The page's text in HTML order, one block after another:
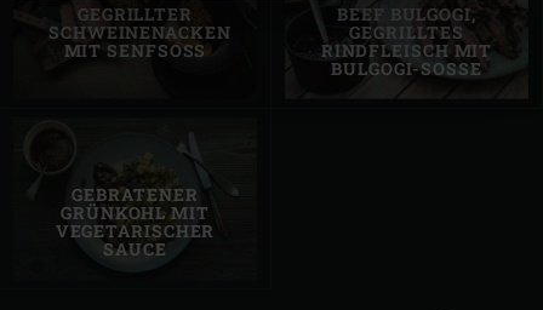
GEGRILLTER
SCHWEINENACKEN
MIT SENFSOSS
BEEF BULGOGI,
GEGRILLTES
RINDFLEISCH MIT
BULGOGI-SOSSE
GEBRATENER
GRÜNKOHL MIT
VEGETARISCHER
SAUCE